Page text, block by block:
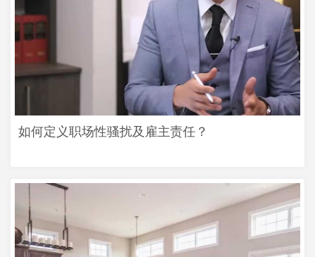
如何定义职场性骚扰及雇主责任？